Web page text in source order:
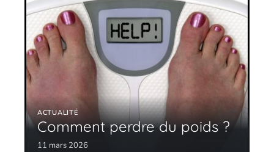
ACTUALITÉ
Comment perdre du poids ?
11 mars 2026